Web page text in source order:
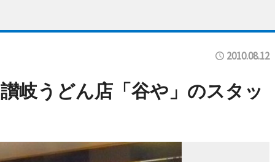
2010.08.12
岐うどん店「谷や」のスタッ